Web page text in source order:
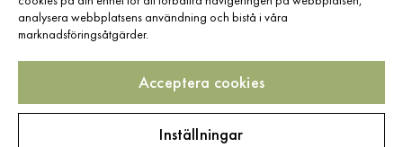
Följ oss
analysera webbplatsens användning och bistå i våra
marknadsföringsåtgärder.
Acceptera cookies
Inställningar